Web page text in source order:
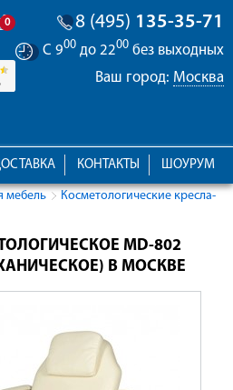
0 8 (495) 135-35-71
С 900 до 2200 без выходных
Ваш город: Москва
ШОУРУМ
КОНТАКТЫ
мебель
Косметологические кресла-
МD-802
В МОСКВЕ